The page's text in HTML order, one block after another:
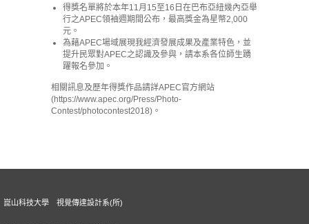
得獎名單將於本年11月15至16日在巴布亞紐幾內亞舉
行之APEC領袖週期間公布，最高獎金為星幣2,000
元。
為藉APEC場域展現我經濟發展成果及產業特色，並
提升民眾對APEC之認識及參與，請本系各位師生踴
躍報名參加。
相關訊息及歷年得獎作品請詳APEC官方網站
(https://www.apec.org/Press/Photo-
Contest/photocontest2018)。
崑山科技大學 視覺傳達設計系(所)